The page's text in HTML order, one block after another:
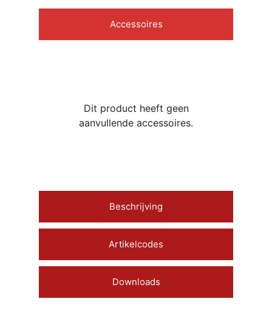
Accessoires
Beschrijving
Artikelcodes
Downloads
Dit product heeft geen
aanvullende accessoires.